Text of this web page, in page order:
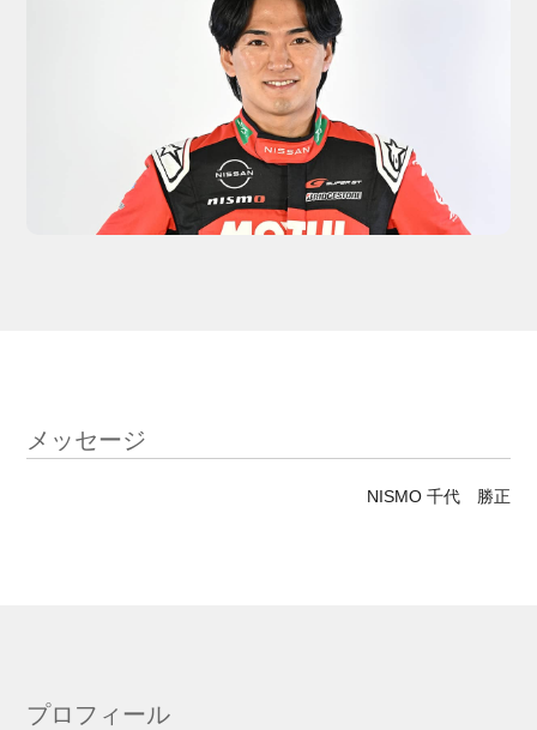
メッセージ
NISMO 千代 勝正
プロフィール